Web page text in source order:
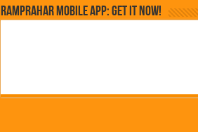
RamPrahar Mobile App: Get it Now!